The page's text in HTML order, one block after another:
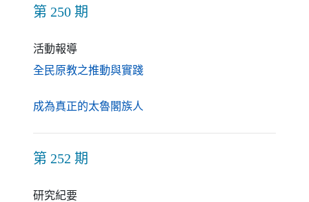
第 250 期
活動報導
全民原教之推動與實踐（另開新視窗）
成為真正的太魯閣族人
第 252 期
研究紀要